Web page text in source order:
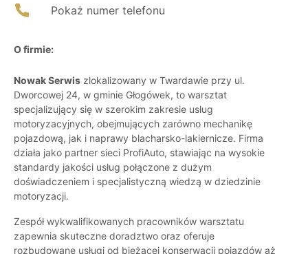
Pokaż numer telefonu
O firmie:
Nowak Serwis zlokalizowany w Twardawie przy ul.
Dworcowej 24, w gminie Głogówek, to warsztat
specjalizujący się w szerokim zakresie usług
motoryzacyjnych, obejmujących zarówno mechanikę
pojazdową, jak i naprawy blacharsko-lakiernicze. Firma
działa jako partner sieci ProfiAuto, stawiając na wysokie
standardy jakości usług połączone z dużym
doświadczeniem i specjalistyczną wiedzą w dziedzinie
motoryzacji.
Zespół wykwalifikowanych pracowników warsztatu
zapewnia skuteczne doradztwo oraz oferuje
rozbudowane usługi od bieżącej konserwacji pojazdów aż